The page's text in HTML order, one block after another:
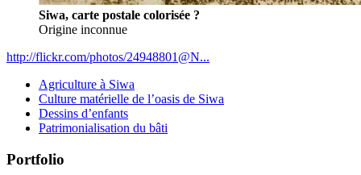
Siwa, carte postale colorisée ?
Origine inconnue
http://flickr.com/photos/24948801@N...
Agriculture à Siwa
Culture matérielle de l’oasis de Siwa
Dessins d’enfants
Patrimonialisation du bâti
Portfolio